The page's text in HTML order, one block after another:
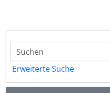
Erweiterte Suche